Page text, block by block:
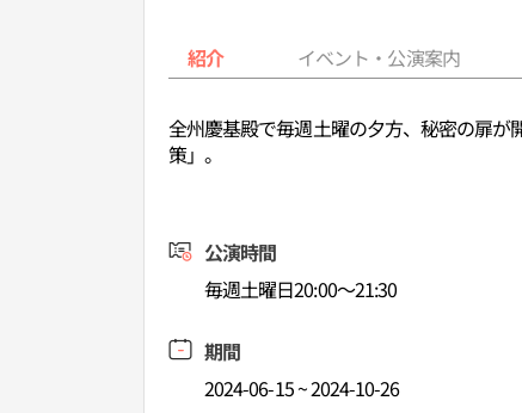
紹介 イベント・公演案内
全州慶基殿で毎週土曜の夕方、秘密の扉
策」。
公演時間
毎週土曜日20:00～21:30
期間
2024-06-15 ~ 2024-10-26